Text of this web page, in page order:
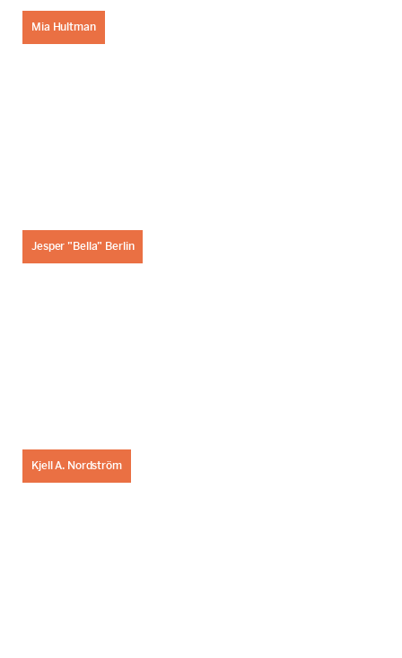
Mia Hultman
Jesper ”Bella” Berlin
Kjell A. Nordström